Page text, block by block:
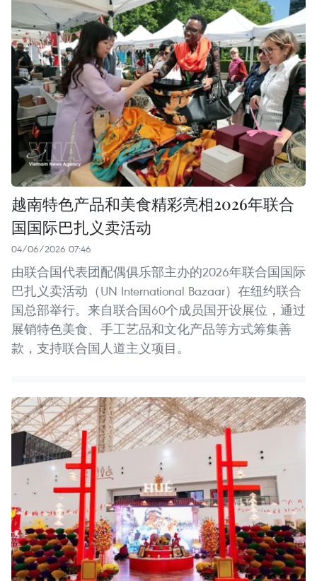
越南特色产品和美食精彩亮相2026年联合
国国际巴扎义卖活动
04/06/2026 07:46
由联合国代表团配偶俱乐部主办的2026年联合国国际
巴扎义卖活动（UN International Bazaar）在纽约联合
国总部举行。来自联合国60个成员国开设展位，通过
展销特色美食、手工艺品和文化产品等方式筹集善
款，支持联合国人道主义项目。